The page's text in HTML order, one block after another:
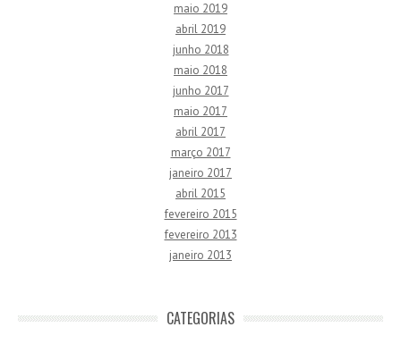
maio 2019
abril 2019
junho 2018
maio 2018
junho 2017
maio 2017
abril 2017
março 2017
janeiro 2017
abril 2015
fevereiro 2015
fevereiro 2013
janeiro 2013
CATEGORIAS